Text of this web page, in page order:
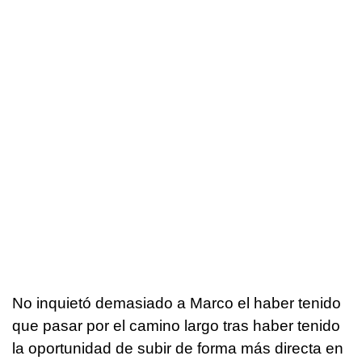
No inquietó demasiado a Marco el haber tenido
que pasar por el camino largo tras haber tenido
la oportunidad de subir de forma más directa en